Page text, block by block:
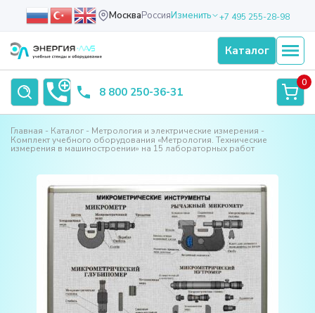
МоскваРоссияИзменить +7 495 255-28-98
Каталог
8 800 250-36-31
0
Главная Каталог
Метрология и электрические измерения
Комплект учебного оборудования «Метрология. Технические
измерения в машиностроении» на 15 лабораторных работ